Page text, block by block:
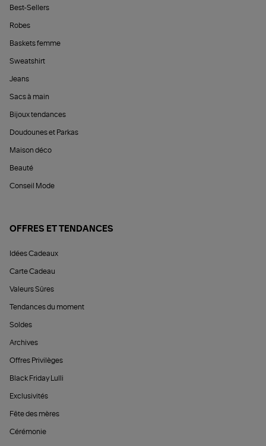
Best-Sellers
Robes
Baskets femme
Sweatshirt
Jeans
Sacs à main
Bijoux tendances
Doudounes et Parkas
Maison déco
Beauté
Conseil Mode
OFFRES ET TENDANCES
Idées Cadeaux
Carte Cadeau
Valeurs Sûres
Tendances du moment
Soldes
Archives
Offres Privilèges
Black Friday Lulli
Exclusivités
Fête des mères
Cérémonie